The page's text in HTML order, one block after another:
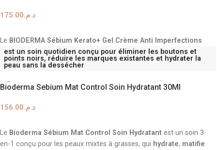
د.م.175.00
Le BIODERMA Sébium Kerato+ Gel Crème Anti Imperfections
est un soin quotidien conçu pour éliminer les boutons et
points noirs, réduire les marques existantes et hydrater la
peau sans la dessécher
Bioderma Sebium Mat Control Soin Hydratant 30Ml
د.م.156.00
Le Bioderma Sébium Mat Control Soin Hydratant est un soin 3-
en-1 conçu pour les peaux mixtes à grasses, qui hydrate, matifie